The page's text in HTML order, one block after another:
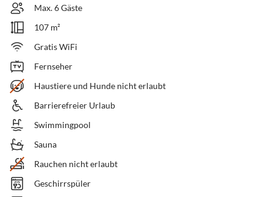
Max. 6 Gäste
107 m²
Gratis WiFi
Fernseher
Haustiere und Hunde nicht erlaubt
Barrierefreier Urlaub
Swimmingpool
Sauna
Rauchen nicht erlaubt
Geschirrspüler